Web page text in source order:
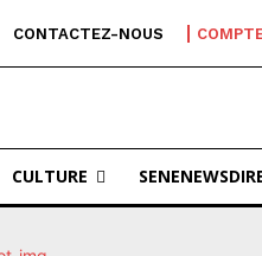
CONTACTEZ-NOUS
CULTURE